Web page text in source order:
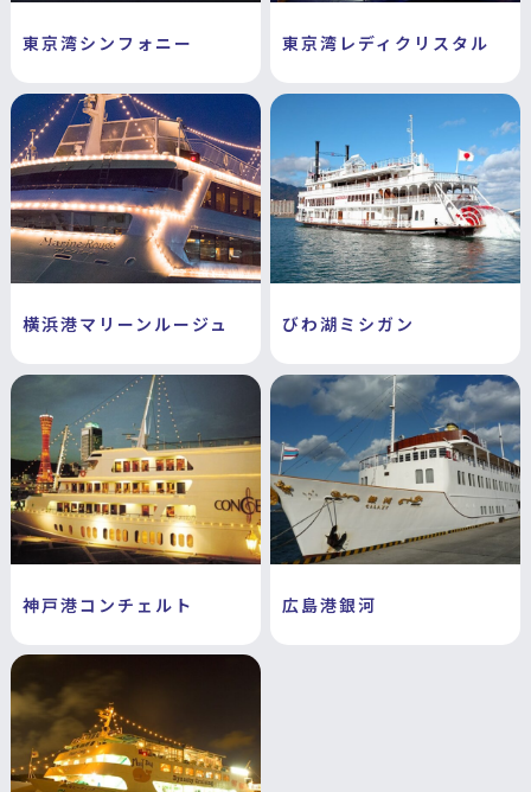
東京湾シンフォニー 東京湾レディクリスタル
横浜港マリーンルージュ びわ湖ミシガン
神戸港コンチェルト 広島港銀河